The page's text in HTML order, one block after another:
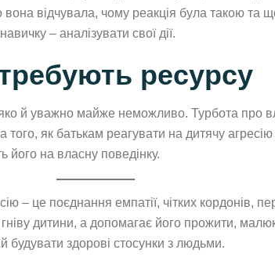
відчувала, чому реакція була такою та
– аналізувати свої дії.
ресурсу
й уважно майже неможливо. Турбота про
того, як батькам реагувати на дитячу
його на власну поведінку.
– це поєднання емпатії, чітких кордонів,
дитини, а допомагає його прожити,
будувати здорові стосунки з людьми.